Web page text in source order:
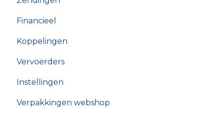
Financieel
Koppelingen
Vervoerders
Instellingen
Verpakkingen webshop